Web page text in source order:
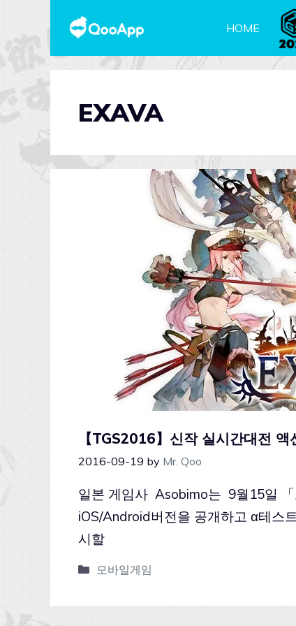
HOME
EXAVA
【TGS2016】신작 실시간대전
2016-09-19 by Mr. Qoo
일본 게임사 Asobimo는 9월15일 「
iOS/Android버전을 공개하고 α테스
시할
모바일게임